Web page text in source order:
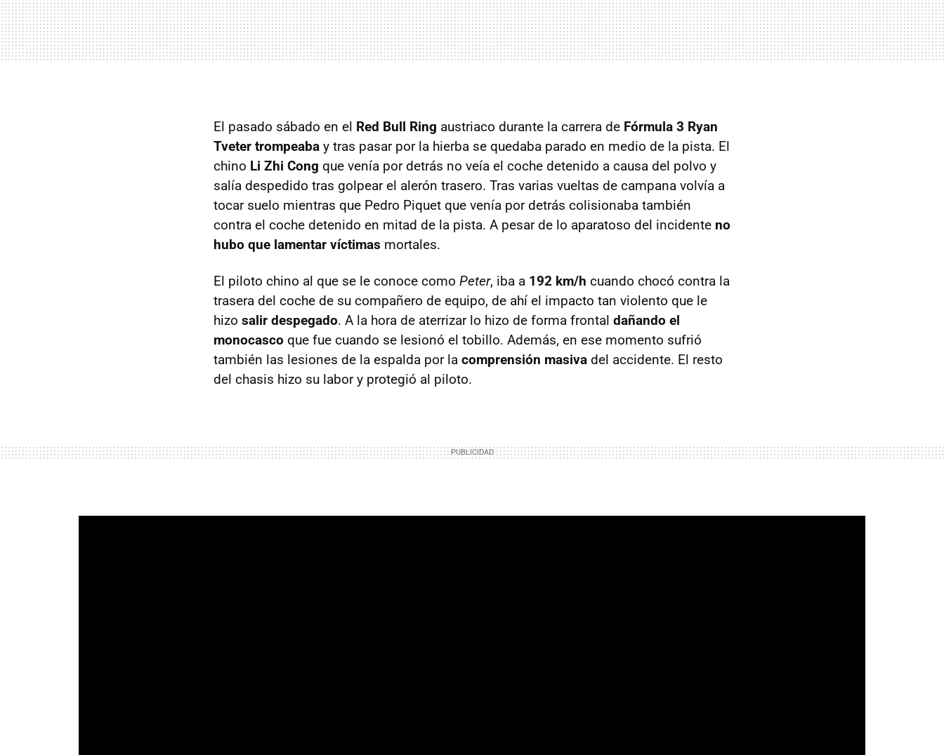
El pasado sábado en el Red Bull Ring austriaco durante la carrera de Fórmula 3 Ryan
Tveter trompeaba y tras pasar por la hierba se quedaba parado en medio de la pista. El
chino Li Zhi Cong que venía por detrás no veía el coche detenido a causa del polvo y
salía despedido tras golpear el alerón trasero. Tras varias vueltas de campana volvía a
tocar suelo mientras que Pedro Piquet que venía por detrás colisionaba también
contra el coche detenido en mitad de la pista. A pesar de lo aparatoso del incidente no
hubo que lamentar víctimas mortales.
El piloto chino al que se le conoce como Peter, iba a 192 km/h cuando chocó contra la
trasera del coche de su compañero de equipo, de ahí el impacto tan violento que le
hizo salir despegado. A la hora de aterrizar lo hizo de forma frontal dañando el
monocasco que fue cuando se lesionó el tobillo. Además, en ese momento sufrió
también las lesiones de la espalda por la comprensión masiva del accidente. El resto
del chasis hizo su labor y protegió al piloto.